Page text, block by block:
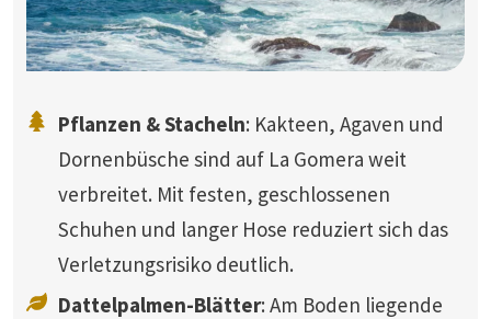
Pflanzen & Stacheln: Kakteen, Agaven und
Dornenbüsche sind auf La Gomera weit
verbreitet. Mit festen, geschlossenen
Schuhen und langer Hose reduziert sich das
Verletzungsrisiko deutlich.
Dattelpalmen-Blätter: Am Boden liegende